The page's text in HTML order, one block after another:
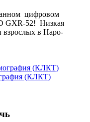
цифровом
GXR-52! Низкая
взрослых в Наро-
(КЛКТ)